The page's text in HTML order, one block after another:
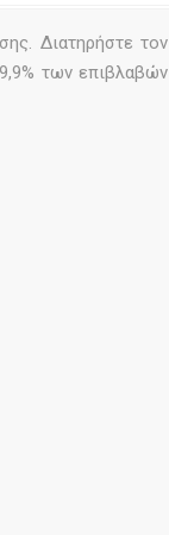
Διατηρήστε τον
των επιβλαβών